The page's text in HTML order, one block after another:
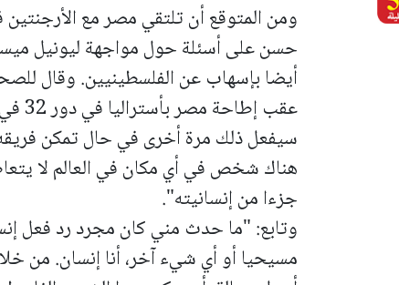
حسن على أسئلة حول مواجهة ليونيل
أيضا بإسهاب عن الفلسطينيين. وقال
سيفعل ذلك مرة أخرى في حال تمكن
هناك شخص في أي مكان في العالم لا
جزءا من إنسانيته".
وتابع: "ما حدث مني كان مجرد رد فعل
مسيحيا أو أي شيء آخر، أنا إنسان. من خلال